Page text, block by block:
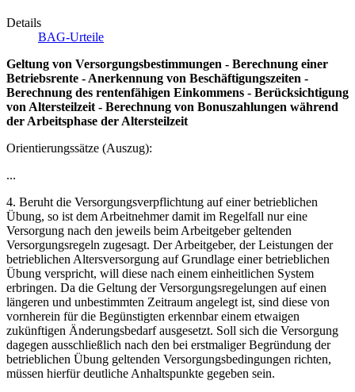
Details
BAG-Urteile
Geltung von Versorgungsbestimmungen - Berechnung einer
Betriebsrente - Anerkennung von Beschäftigungszeiten -
Berechnung des rentenfähigen Einkommens - Berücksichtigung
von Altersteilzeit - Berechnung von Bonuszahlungen während
der Arbeitsphase der Altersteilzeit
Orientierungssätze (Auszug):
...
4. Beruht die Versorgungsverpflichtung auf einer betrieblichen
Übung, so ist dem Arbeitnehmer damit im Regelfall nur eine
Versorgung nach den jeweils beim Arbeitgeber geltenden
Versorgungsregeln zugesagt. Der Arbeitgeber, der Leistungen der
betrieblichen Altersversorgung auf Grundlage einer betrieblichen
Übung verspricht, will diese nach einem einheitlichen System
erbringen. Da die Geltung der Versorgungsregelungen auf einen
längeren und unbestimmten Zeitraum angelegt ist, sind diese von
vornherein für die Begünstigten erkennbar einem etwaigen
zukünftigen Änderungsbedarf ausgesetzt. Soll sich die Versorgung
dagegen ausschließlich nach den bei erstmaliger Begründung der
betrieblichen Übung geltenden Versorgungsbedingungen richten,
müssen hierfür deutliche Anhaltspunkte gegeben sein.